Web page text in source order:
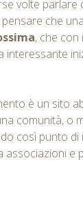
volte parlare
che
, che
interessante
è un sito
comunità, o
così punto
associazioni e